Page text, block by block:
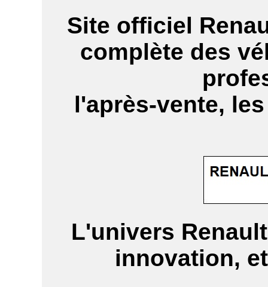
Site officiel
complète des
l'après-vente,
L'univers
innovation,